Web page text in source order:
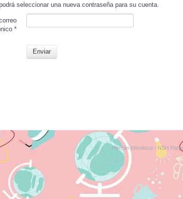
seleccionar una nueva contraseña para su cuenta.
*
Enviar
Hernán Mendoza - NSH